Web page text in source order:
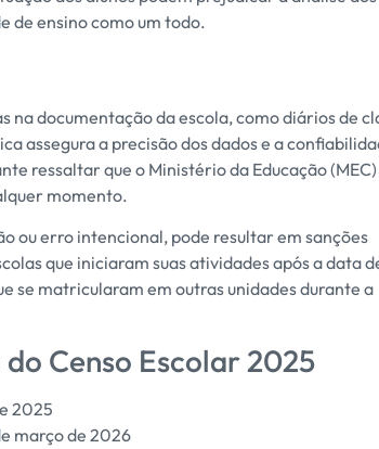
de ensino como um todo.
na documentação da escola, como diários de
assegura a precisão dos dados e a
ressaltar que o Ministério da Educação (MEC)
momento.
ou erro intencional, pode resultar em sanções
que iniciaram suas atividades após a data
se matricularam em outras unidades durante a
Censo Escolar 2025
2025
março de 2026